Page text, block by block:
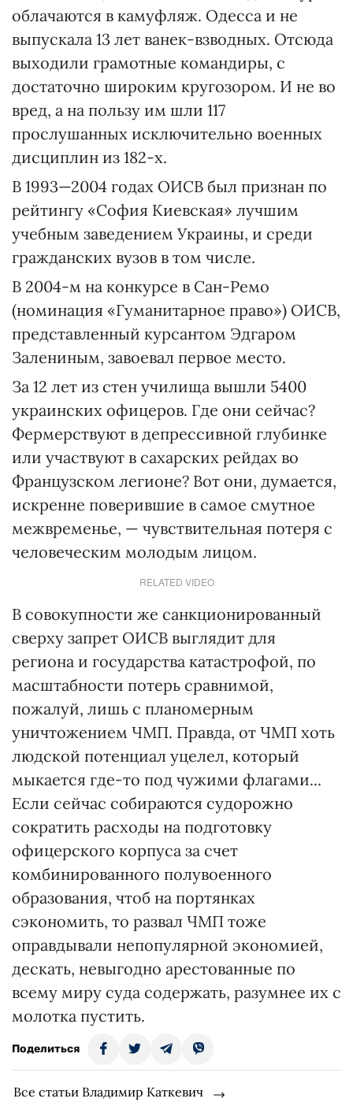
облачаются в камуфляж. Одесса и не
выпускала 13 лет ванек-взводных. Отсюда
выходили грамотные командиры, с
достаточно широким кругозором. И не во
вред, а на пользу им шли 117
прослушанных исключительно военных
дисциплин из 182-х.
В 1993—2004 годах ОИСВ был признан по
рейтингу «София Киевская» лучшим
учебным заведением Украины, и среди
гражданских вузов в том числе.
В 2004-м на конкурсе в Сан-Ремо
(номинация «Гуманитарное право») ОИСВ,
представленный курсантом Эдгаром
Залениным, завоевал первое место.
За 12 лет из стен училища вышли 5400
украинских офицеров. Где они сейчас?
Фермерствуют в депрессивной глубинке
или участвуют в сахарских рейдах во
Французском легионе? Вот они, думается,
искренне поверившие в самое смутное
межвременье, — чувствительная потеря с
человеческим молодым лицом.
RELATED VIDEO
В совокупности же санкционированный
сверху запрет ОИСВ выглядит для
региона и государства катастрофой, по
масштабности потерь сравнимой,
пожалуй, лишь с планомерным
уничтожением ЧМП. Правда, от ЧМП хоть
людской потенциал уцелел, который
мыкается где-то под чужими флагами...
Если сейчас собираются судорожно
сократить расходы на подготовку
офицерского корпуса за счет
комбинированного полувоенного
образования, чтоб на портянках
сэкономить, то развал ЧМП тоже
оправдывали непопулярной экономией,
дескать, невыгодно арестованные по
всему миру суда содержать, разумнее их с
молотка пустить.
Поделиться
Все статьи Владимир Каткевич